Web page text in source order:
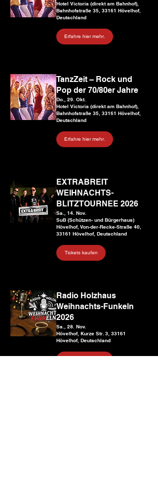
Hotel Victoria (direkt am Bahnhof),
Bahnhofstraße 35, 33161 Hövelhof,
Deutschland
Erfahre hier mehr.
TanzZeit – Rock und
Pop der 70/80er Jahre
Do., 29. Okt.
Hotel Victoria (direkt am Bahnhof),
Bahnhofstraße 35, 33161 Hövelhof,
Deutschland
Erfahre hier mehr.
EXTRABREIT
WEIHNACHTS-
BLITZTOURNEE 2026
Sa., 14. Nov.
SuB (Schützen- und Bürgerhaus)
Hövelhof, Von-der-Recke-Straße 40,
33161 Hövelhof, Deutschland
Tickets kaufen
Radio Holzhaus
Weihnachts-Funkeln
2026
Sa., 28. Nov.
Hövelhof, Kurze Str. 3, 33161
Hövelhof, Deutschland